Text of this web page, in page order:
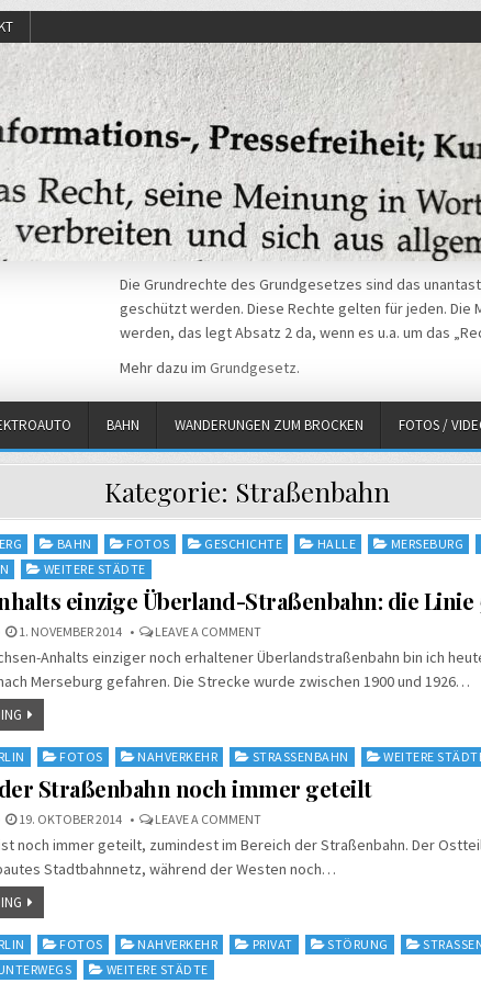
Die Grundrechte des Grundgesetzes sind das
geschützt werden. Diese Rechte gelten für jeden. Die
werden, das legt Absatz 2 da, wenn es u.a. um das
Mehr dazu im Grundgesetz.
BAHN WANDERUNGEN ZUM BROCKEN FOTOS /
Kategorie: Straßenbahn
BAHN FOTOS GESCHICHTE HALLE MERSEBURG
WEITERE STÄDTE
einzige Überland-Straßenbahn: die Linie
1. NOVEMBER 2014 LEAVE A COMMENTON
ANHALTS
ÜBERLAND-
Anhalts einziger noch erhaltener Überlandstraßenbahn bin ich
Merseburg gefahren. Die Strecke wurde zwischen 1900 und 1926…
FOTOS NAHVERKEHR STRASSENBAHN WEITERE
Straßenbahn noch immer geteilt
19. OKTOBER 2014 LEAVE A COMMENTON
BEI
STRASSENBAHN N
ist noch immer geteilt, zumindest im Bereich der Straßenbahn. Der
Stadtbahnnetz, während der Westen noch…
FOTOS NAHVERKEHR PRIVAT STÖRUNG
WEITERE STÄDTE